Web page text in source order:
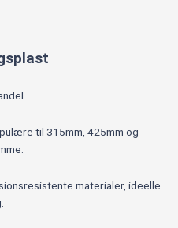
til 315mm, 425mm og
materialer, ideelle